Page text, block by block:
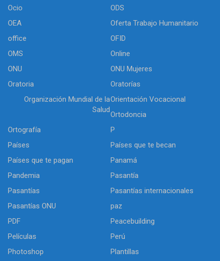
Ocio
ODS
OEA
Oferta Trabajo Humanitario
office
OFID
OMS
Online
ONU
ONU Mujeres
Oratoria
Oratorías
Organización Mundial de la
Salud
Orientación Vocacional
Ortodoncia
Ortografía
P
Países
Países que te becan
Países que te pagan
Panamá
Pandemia
Pasantía
Pasantías
Pasantías internacionales
Pasantías ONU
paz
PDF
Peacebuilding
Películas
Perú
Photoshop
Plantillas